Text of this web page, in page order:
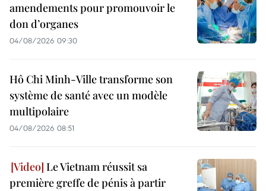
amendements pour promouvoir le
don d’organes
04/08/2026 09:30
Hô Chi Minh-Ville transforme son
système de santé avec un modèle
multipolaire
04/08/2026 08:51
Le Vietnam réussit sa
première greffe de pénis à partir